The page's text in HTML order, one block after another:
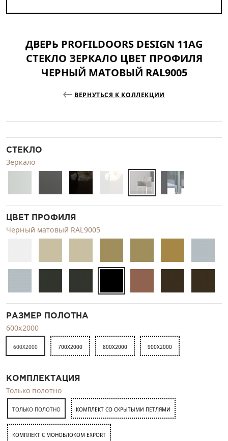
ДВЕРЬ PROFILDOORS DESIGN 11AG
СТЕКЛО ЗЕРКАЛО ЦВЕТ ПРОФИЛЯ
ЧЕРНЫЙ МАТОВЫЙ RAL9005
ВЕРНУТЬСЯ К КОЛЛЕКЦИИ
СТЕКЛО
Зеркало
ЦВЕТ ПРОФИЛЯ
Черный матовый RAL9005
РАЗМЕР ПОЛОТНА
600x2000
600X2000 700X2000 800X2000 900X2000
КОМПЛЕКТАЦИЯ
Только полотно
ТОЛЬКО ПОЛОТНО КОМПЛЕКТ СО СКРЫТЫМИ ПЕТЛЯМИ
КОМПЛЕКТ C МОНОБЛОКОМ EXPORT